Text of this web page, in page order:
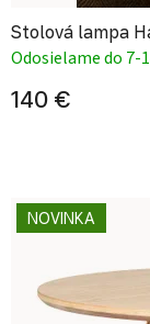
Stolová lampa
Odosielame do 7-
140 €
NOVINKA